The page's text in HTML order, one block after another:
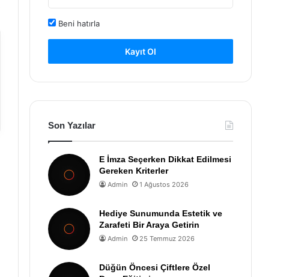
Beni hatırla
Kayıt Ol
Son Yazılar
E İmza Seçerken Dikkat Edilmesi
Gereken Kriterler
Admin 1 Ağustos 2026
Hediye Sunumunda Estetik ve
Zarafeti Bir Araya Getirin
Admin 25 Temmuz 2026
Düğün Öncesi Çiftlere Özel